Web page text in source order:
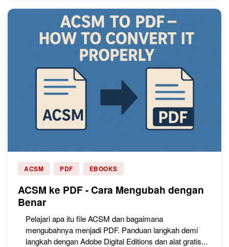
ACSM PDF EBOOKS
ACSM ke PDF - Cara Mengubah dengan
Benar
Pelajari apa itu file ACSM dan bagaimana
mengubahnya menjadi PDF. Panduan langkah demi
langkah dengan Adobe Digital Editions dan alat gratis...